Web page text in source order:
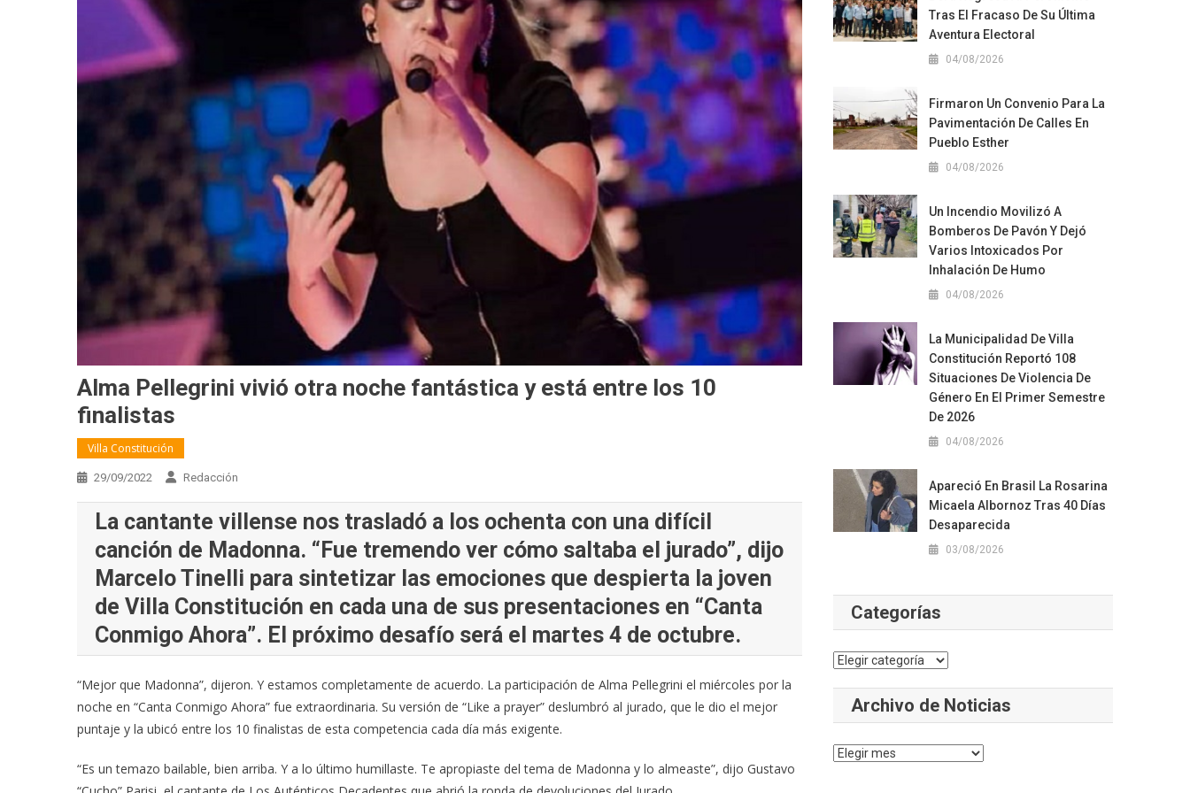
Alma Pellegrini vivió otra noche fantástica y está entre los 10
finalistas
Villa Constitución
29/09/2022 Redacción
La cantante villense nos trasladó a los ochenta con una difícil
canción de Madonna. “Fue tremendo ver cómo saltaba el jurado”, dijo
Marcelo Tinelli para sintetizar las emociones que despierta la joven
de Villa Constitución en cada una de sus presentaciones en “Canta
Conmigo Ahora”. El próximo desafío será el martes 4 de octubre.
“Mejor que Madonna”, dijeron. Y estamos completamente de acuerdo. La participación de Alma Pellegrini el miércoles por la
noche en “Canta Conmigo Ahora” fue extraordinaria. Su versión de “Like a prayer” deslumbró al jurado, que le dio el mejor
puntaje y la ubicó entre los 10 finalistas de esta competencia cada día más exigente.
“Es un temazo bailable, bien arriba. Y a lo último humillaste. Te apropiaste del tema de Madonna y lo almeaste”, dijo Gustavo
Tras El Fracaso De Su Última
Aventura Electoral
04/08/2026
Firmaron Un Convenio Para La
Pavimentación De Calles En
Pueblo Esther
04/08/2026
Un Incendio Movilizó A
Bomberos De Pavón Y Dejó
Varios Intoxicados Por
Inhalación De Humo
04/08/2026
La Municipalidad De Villa
Constitución Reportó 108
Situaciones De Violencia De
Género En El Primer Semestre
De 2026
04/08/2026
Apareció En Brasil La Rosarina
Micaela Albornoz Tras 40 Días
Desaparecida
03/08/2026
Categorías
Categorías
Archivo de Noticias
Archivo